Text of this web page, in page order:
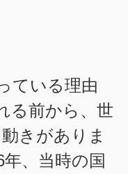
ている理由
る前から、世
きがありま
、当時の国